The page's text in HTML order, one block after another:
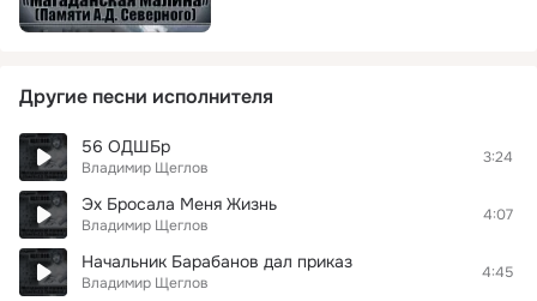
Другие песни исполнителя
56 ОДШБр
Владимир Щеглов
3:24
Эх Бросала Меня Жизнь
Владимир Щеглов
4:07
Начальник Барабанов дал приказ
Владимир Щеглов
4:45